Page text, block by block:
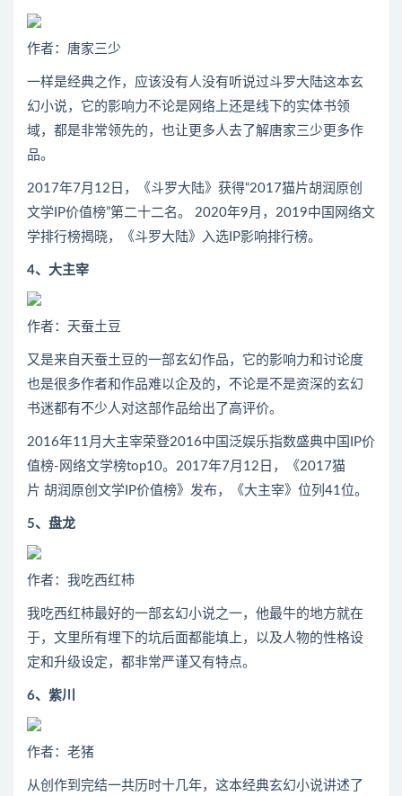
作者：唐家三少
一样是经典之作，应该没有人没有听说过斗罗大陆这本玄
幻小说，它的影响力不论是网络上还是线下的实体书领
域，都是非常领先的，也让更多人去了解唐家三少更多作
品。
2017年7月12日，《斗罗大陆》获得“2017猫片胡润原创
文学IP价值榜”第二十二名。 2020年9月，2019中国网络文
学排行榜揭晓，《斗罗大陆》入选IP影响排行榜。
4、大主宰
作者：天蚕土豆
又是来自天蚕土豆的一部玄幻作品，它的影响力和讨论度
也是很多作者和作品难以企及的，不论是不是资深的玄幻
书迷都有不少人对这部作品给出了高评价。
2016年11月大主宰荣登2016中国泛娱乐指数盛典中国IP价
值榜-网络文学榜top10。2017年7月12日，《2017猫
片 胡润原创文学IP价值榜》发布，《大主宰》位列41位。
5、盘龙
作者：我吃西红柿
我吃西红柿最好的一部玄幻小说之一，他最牛的地方就在
于，文里所有埋下的坑后面都能填上，以及人物的性格设
定和升级设定，都非常严谨又有特点。
6、紫川
作者：老猪
从创作到完结一共历时十几年，这本经典玄幻小说讲述了